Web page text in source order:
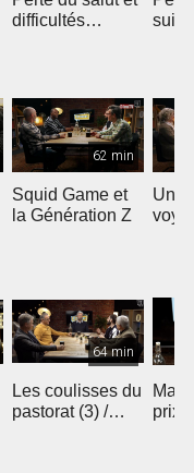
difficultés
62 min
Squid Game et
la Génération Z
Une
64 min
Les coulisses du
pastorat (3) /
Ma
prix !